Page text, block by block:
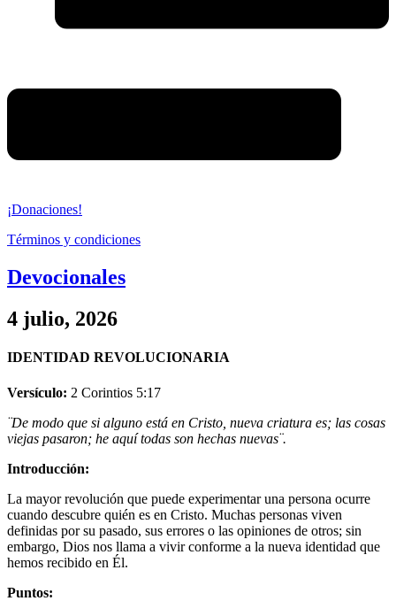
¡Donaciones!
Términos y condiciones
Devocionales
4 julio, 2026
IDENTIDAD REVOLUCIONARIA
Versículo: 2 Corintios 5:17
¨De modo que si alguno está en Cristo, nueva criatura es; las cosas
viejas pasaron; he aquí todas son hechas nuevas¨.
Introducción:
La mayor revolución que puede experimentar una persona ocurre
cuando descubre quién es en Cristo. Muchas personas viven
definidas por su pasado, sus errores o las opiniones de otros; sin
embargo, Dios nos llama a vivir conforme a la nueva identidad que
hemos recibido en Él.
Puntos: